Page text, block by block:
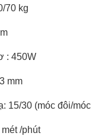
70 kg
: 450W
mm
15/30 (móc đôi/
/phút